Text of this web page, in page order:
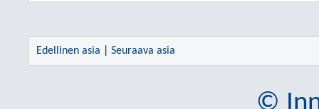
Edellinen asia Seuraava asia